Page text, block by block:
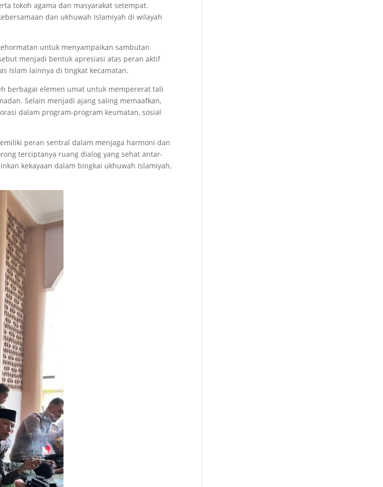
tokoh agama dan masyarakat setempat.
dan ukhuwah Islamiyah di wilayah
untuk menyampaikan sambutan
menjadi bentuk apresiasi atas peran aktif
Islam lainnya di tingkat kecamatan.
berbagai elemen umat untuk mempererat tali
Selain menjadi ajang saling memaafkan,
dalam program-program keumatan, sosial
peran sentral dalam menjaga harmoni dan
terciptanya ruang dialog yang sehat antar-
kekayaan dalam bingkai ukhuwah Islamiyah,